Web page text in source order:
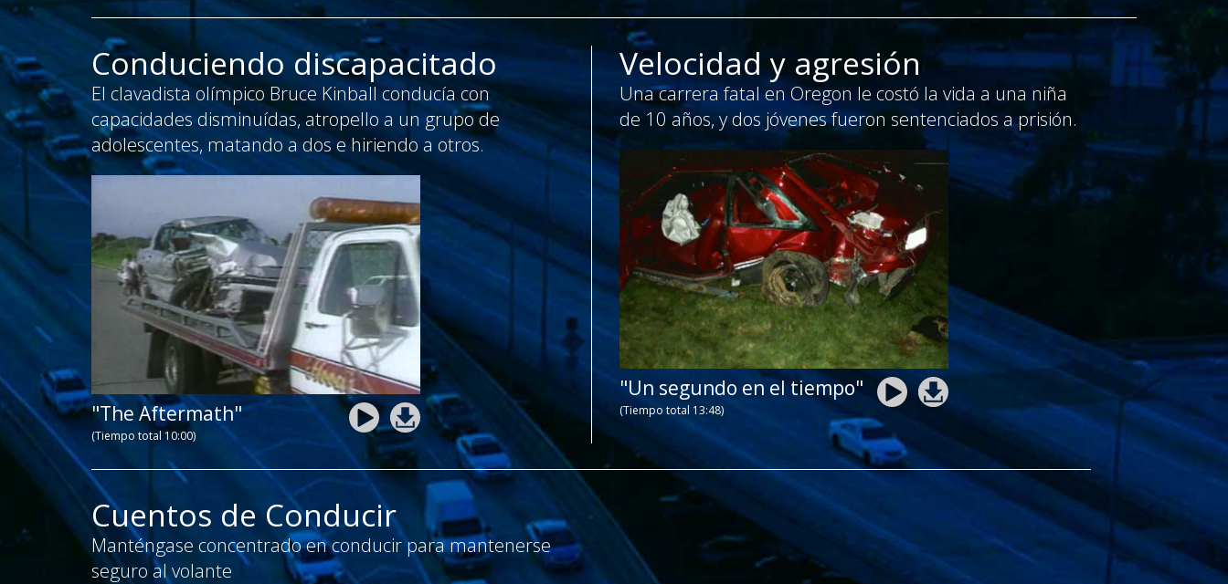
Conduciendo discapacitado
El clavadista olímpico Bruce Kinball conducía con
capacidades disminuídas, atropello a un grupo de
adolescentes, matando a dos e hiriendo a otros.
"The Aftermath"
(Tiempo total 10:00)
Velocidad y agresión
Una carrera fatal en Oregon le costó la vida a una niña
de 10 años, y dos jóvenes fueron sentenciados a prisión.
"Un segundo en el tiempo"
(Tiempo total 13:48)
Cuentos de Conducir
Manténgase concentrado en conducir para mantenerse
seguro al volante